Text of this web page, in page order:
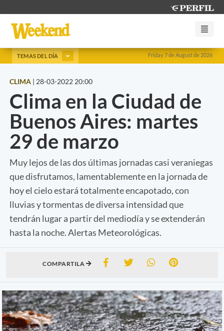
Friday 7 de August de 2026
TEMAS DEL DÍA
CLIMA | 28-03-2022 20:00
Clima en la Ciudad de
Buenos Aires: martes
29 de marzo
Muy lejos de las dos últimas jornadas casi veraniegas
que disfrutamos, lamentablemente en la jornada de
hoy el cielo estará totalmente encapotado, con
lluvias y tormentas de diversa intensidad que
tendrán lugar a partir del mediodía y se extenderán
hasta la noche. Alertas Meteorológicas.
COMPARTILA